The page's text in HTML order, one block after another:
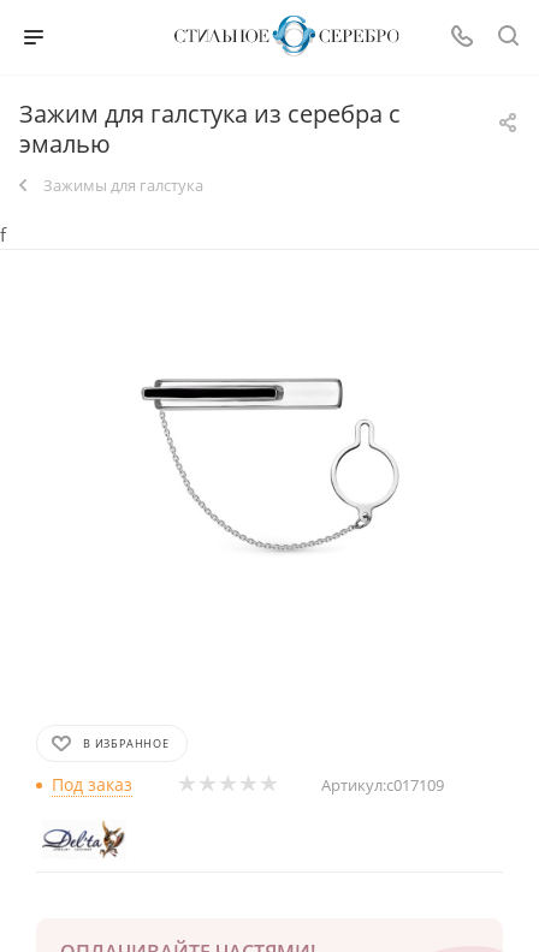
Зажим для галстука из серебра с
эмалью
Зажимы для галстука
f
В ИЗБРАННОЕ
Под заказ Артикул:с017109